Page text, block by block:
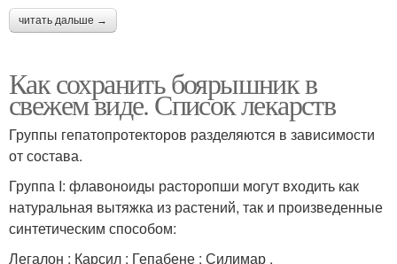
читать дальше →
Как сохранить боярышник в
свежем виде. Список лекарств
Группы гепатопротекторов разделяются в зависимости
от состава.
Группа I: флавоноиды расторопши могут входить как
натуральная вытяжка из растений, так и произведенные
синтетическим способом:
Легалон ; Карсил ; Гепабене ; Силимар .